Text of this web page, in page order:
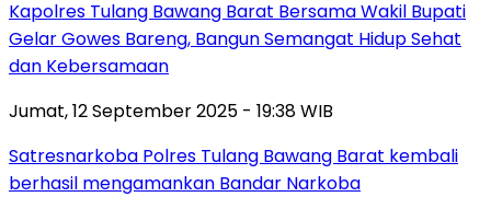
Kapolres Tulang Bawang Barat Bersama Wakil Bupati
Gelar Gowes Bareng, Bangun Semangat Hidup Sehat
dan Kebersamaan
Jumat, 12 September 2025 - 19:38 WIB
Satresnarkoba Polres Tulang Bawang Barat kembali
berhasil mengamankan Bandar Narkoba